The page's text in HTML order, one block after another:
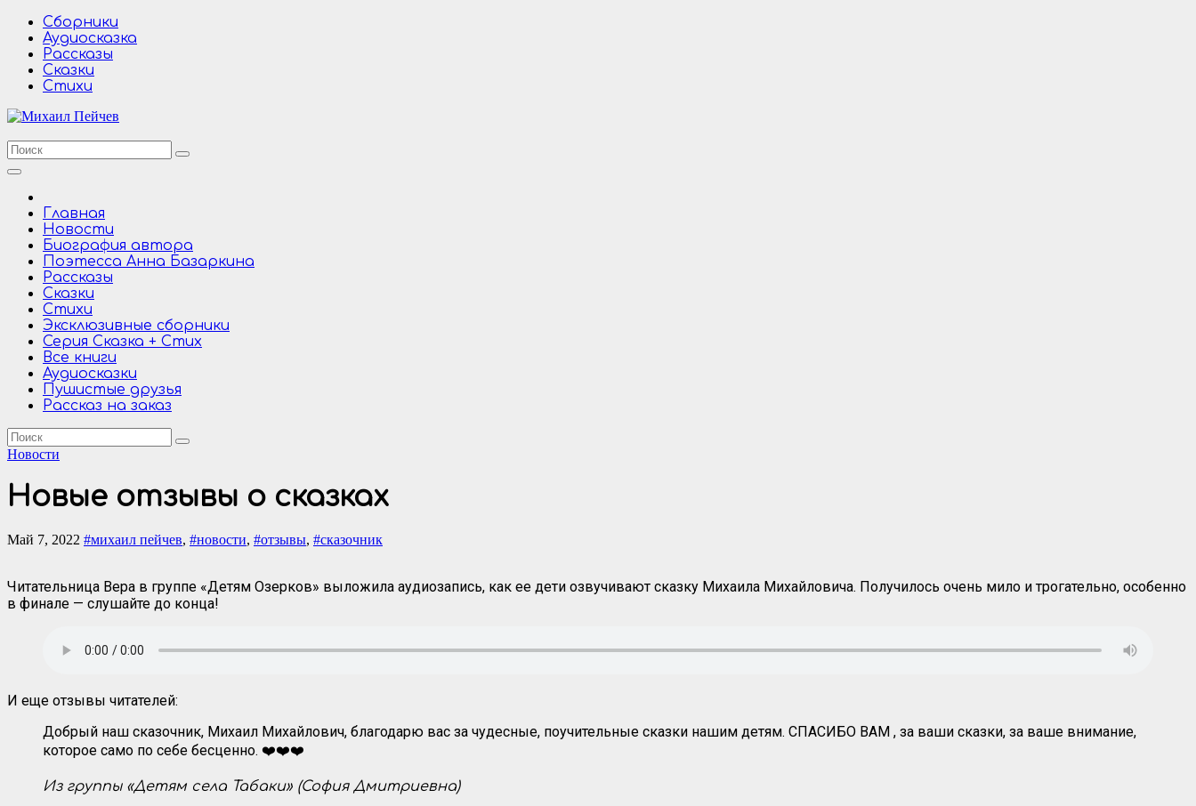
Перейти
содержимому
Сборники
Аудиосказка
Рассказы
Сказки
Стихи
Главная
Новости
Биография автора
Поэтесса Анна Базаркина
Рассказы
Сказки
Стихи
Эксклюзивные сборники
Серия Сказка + Стих
Все книги
Аудиосказки
Пушистые друзья
Рассказ на заказ
Новости
Новые отзывы о сказках
Май 7, 2022 #михаил пейчев, #новости, #отзывы, #сказочник
Читательница Вера в группе «Детям Озерков» выложила аудиозапись, как ее дети озвучивают сказку Михаила Михайловича. Получилось очень мило и трогательно, особенно
в финале — слушайте до конца!
И еще отзывы читателей:
Добрый наш сказочник, Михаил Михайлович, благодарю вас за чудесные, поучительные сказки нашим детям. СПАСИБО ВАМ , за ваши сказки, за ваше внимание,
которое само по себе бесценно. ❤️❤️❤️
Из группы «Детям села Табаки» (София Дмитриевна)